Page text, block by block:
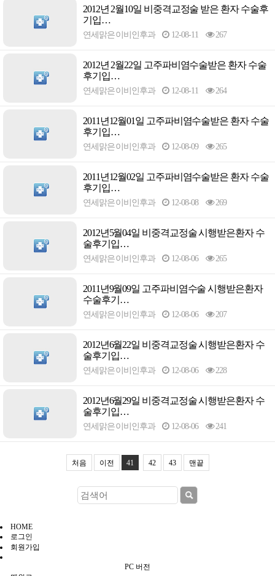
2012년 2월10일 비중격교정술 받은 환자 수술후
기입…
연세맑은이비인후과 12-08-11 267
2012년 2월22일 고주파비염수술받은 환자 수술
후기입…
연세맑은이비인후과 12-08-11 264
2011년12월01일 고주파비염수술받은 환자 수술
후기입…
연세맑은이비인후과 12-08-09 265
2011년12월02일 고주파비염수술받은 환자 수술
후기입…
연세맑은이비인후과 12-08-08 269
2012년5월04일 비중격교정술 시행받은환자 수
술후기입…
연세맑은이비인후과 12-08-06 265
2011년9월09일 고주파비염수술 시행받은환자
수술후기…
연세맑은이비인후과 12-08-06 207
2012년6월22일 비중격교정술 시행받은환자 수
술후기입…
연세맑은이비인후과 12-08-06 228
2012년6월29일 비중격교정술 시행받은환자 수
술후기입…
연세맑은이비인후과 12-08-06 241
처음 이전 41 42 43 맨끝
HOME
로그인
회원가입
PC 버전